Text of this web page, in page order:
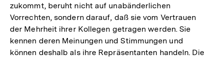
zukommt, beruht nicht auf unabänderlichen
Vorrechten, sondern darauf, daß sie vom Vertrauen
der Mehrheit ihrer Kollegen getragen werden. Sie
kennen deren Meinungen und Stimmungen und
können deshalb als ihre Repräsentanten handeln. Die